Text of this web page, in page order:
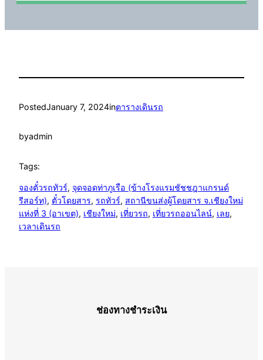
PostedJanuary 7, 2024inตารางเดินรถ
byadmin
Tags:
จองตั๋วรถทัวร์, จุดจอดท่าภูเรือ (ข้างโรงแรมชัชชฎาแกรนด์
รีสอร์ท), ตั๋วโดยสาร, รถทัวร์, สถานีขนส่งผู้โดยสาร จ.เชียงใหม่
แห่งที่ 3 (อาเขต), เชียงใหม่, เที่ยวรถ, เที่ยวรถออนไลน์, เลย
เวลาเดินรถ
ช่องทางชำระเงิน